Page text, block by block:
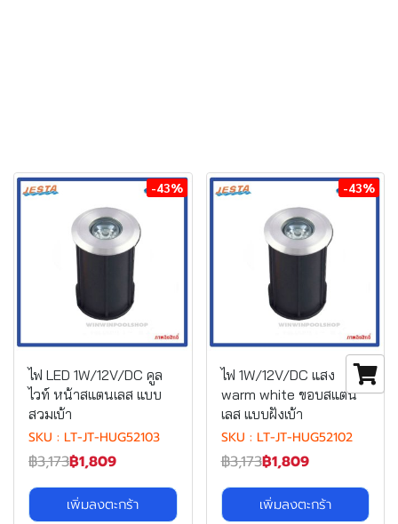
-43%
ไฟ LED 1W/12V/DC คูล
ไวท์ หน้าสแตนเลส แบบ
สวมเบ้า
SKU : LT-JT-HUG52103
฿3,173฿1,809
เพิ่มลงตะกร้า
-43%
ไฟ 1W/12V/DC แสง
warm white ขอบสแตน
เลส แบบฝังเบ้า
SKU : LT-JT-HUG52102
฿3,173฿1,809
เพิ่มลงตะกร้า